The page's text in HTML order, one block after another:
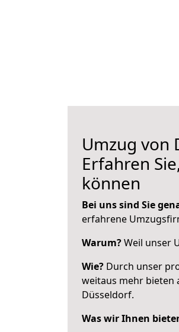
Umzug von
Erfahren
können
Bei uns sind Sie
erfahrene
Warum?Weil unser
Wie? Durch unser
weitaus mehr bieten
Düsseldorf.
Was wir Ihnen